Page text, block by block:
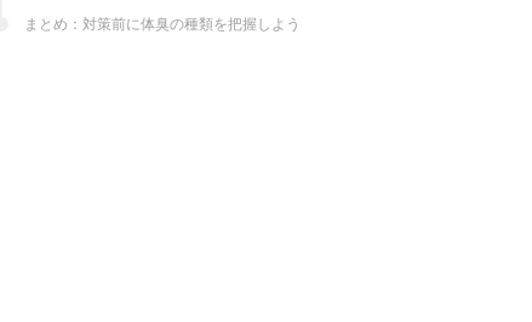
まとめ：対策前に体臭の種類を把握しよう